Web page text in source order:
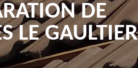
DE
LE GAULTIER